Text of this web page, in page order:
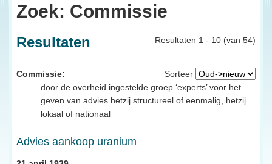
Zoek: Commissie
Resultaten 1 - 10 (van 54)
Resultaten
Sorteer
Commissie:
door de overheid ingestelde groep ‘experts’ voor het
geven van advies hetzij structureel of eenmalig, hetzij
lokaal of nationaal
Advies aankoop uranium